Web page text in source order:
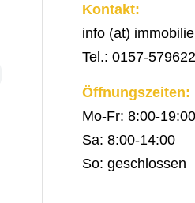
Kontakt:
info (at)
Tel.: 0157-
Öffnungszeiten:
Mo-Fr: 8:00-19:00
Sa: 8:00-14:00
So: geschlossen